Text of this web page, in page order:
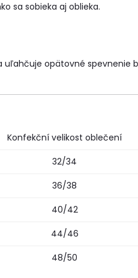
sa sobieka aj oblieka.
opätovné spevnenie
Konfekční velikost oblečení
32/34
36/38
40/42
44/46
48/50